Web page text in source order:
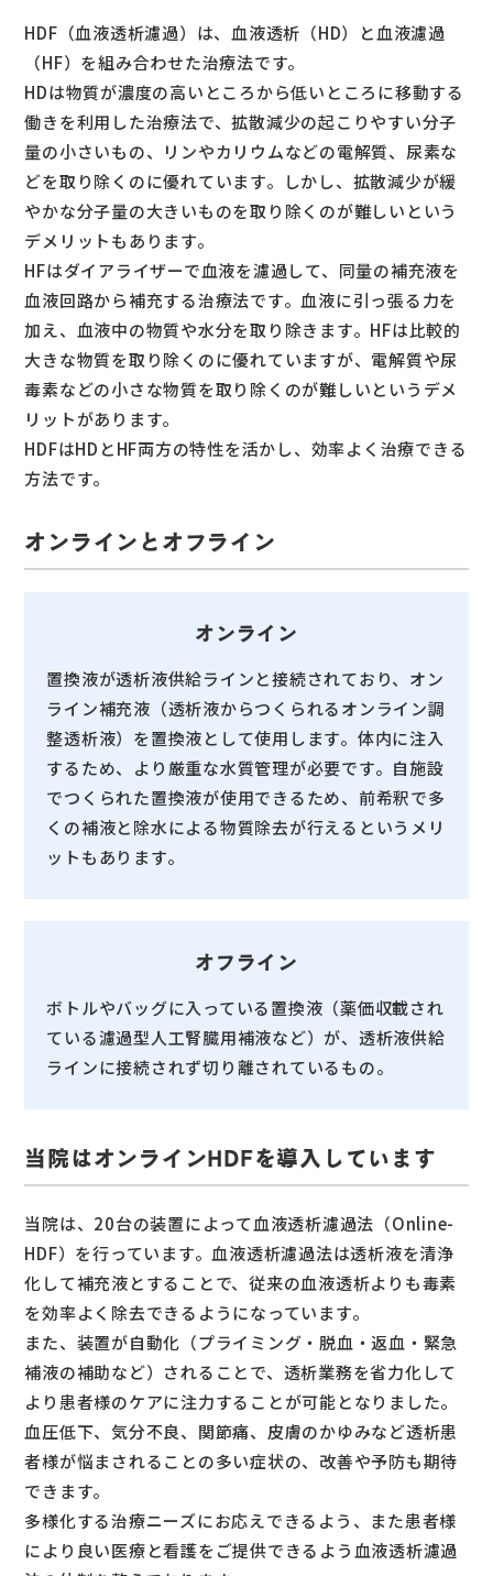
HDF（血液透析濾過）は、血液透析（HD）と血液濾過
（HF）を組み合わせた治療法です。
HDは物質が濃度の高いところから低いところに移動する
働きを利用した治療法で、拡散減少の起こりやすい分子
量の小さいもの、リンやカリウムなどの電解質、尿素な
どを取り除くのに優れています。しかし、拡散減少が緩
やかな分子量の大きいものを取り除くのが難しいという
デメリットもあります。
HFはダイアライザーで血液を濾過して、同量の補充液を
血液回路から補充する治療法です。血液に引っ張る力を
加え、血液中の物質や水分を取り除きます。HFは比較的
大きな物質を取り除くのに優れていますが、電解質や尿
毒素などの小さな物質を取り除くのが難しいというデメ
リットがあります。
HDFはHDとHF両方の特性を活かし、効率よく治療できる
方法です。
オンラインとオフライン
オンライン
置換液が透析液供給ラインと接続されており、オン
ライン補充液（透析液からつくられるオンライン調
整透析液）を置換液として使用します。体内に注入
するため、より厳重な水質管理が必要です。自施設
でつくられた置換液が使用できるため、前希釈で多
くの補液と除水による物質除去が行えるというメリ
ットもあります。
オフライン
ボトルやバッグに入っている置換液（薬価収載され
ている濾過型人工腎臓用補液など）が、透析液供給
ラインに接続されず切り離されているもの。
当院はオンラインHDFを導入しています
当院は、20台の装置によって血液透析濾過法（Online-
HDF）を行っています。血液透析濾過法は透析液を清浄
化して補充液とすることで、従来の血液透析よりも毒素
を効率よく除去できるようになっています。
また、装置が自動化（プライミング・脱血・返血・緊急
補液の補助など）されることで、透析業務を省力化して
より患者様のケアに注力することが可能となりました。
血圧低下、気分不良、関節痛、皮膚のかゆみなど透析患
者様が悩まされることの多い症状の、改善や予防も期待
できます。
多様化する治療ニーズにお応えできるよう、また患者様
により良い医療と看護をご提供できるよう血液透析濾過